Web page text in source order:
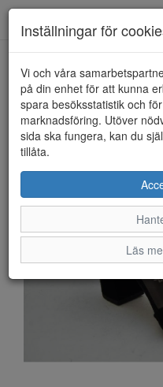
HEM TAMARIS
Inställningar för
Vi och våra
på din enhet för att kunna
spara besöksstatistik och
marknadsföring. Utöver
sida ska fungera, kan du
tillåta.
Läs